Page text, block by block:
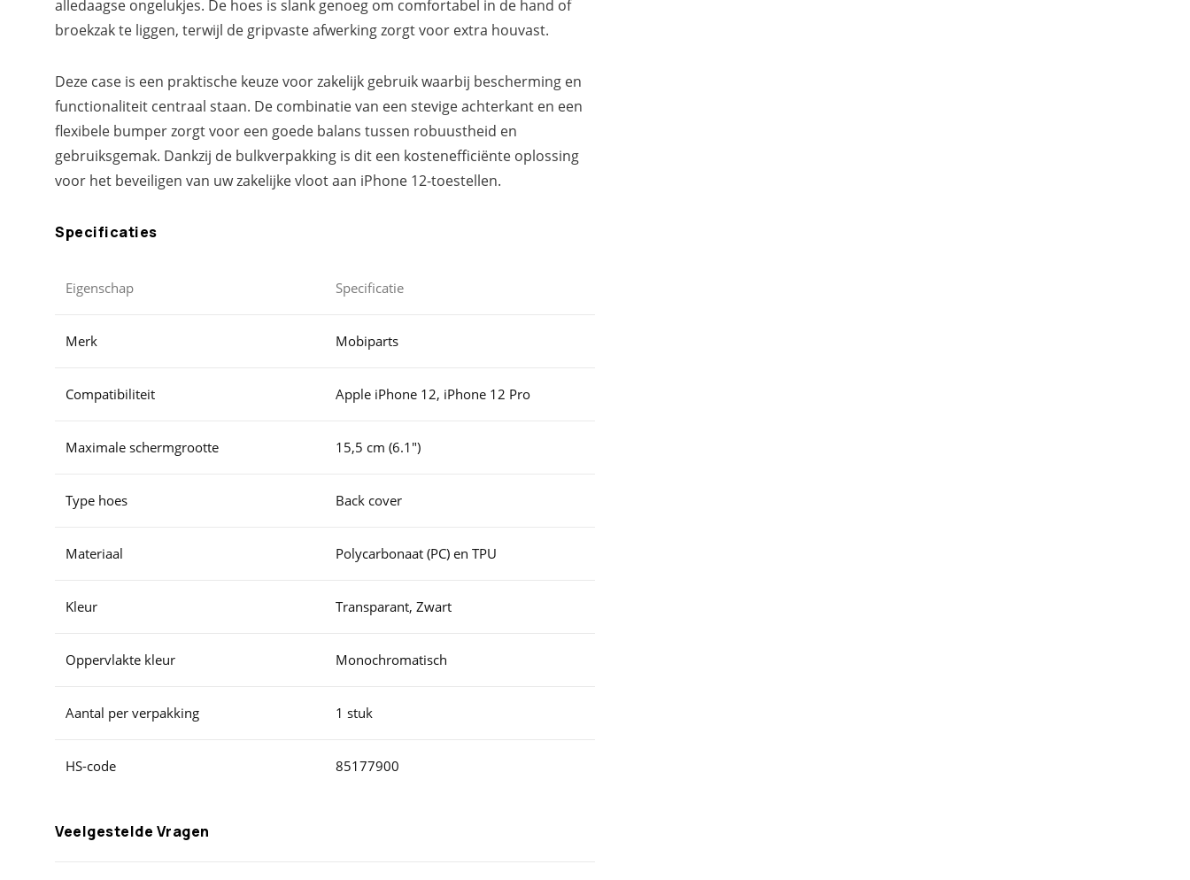
alledaagse ongelukjes. De hoes is slank genoeg om comfortabel in de hand of
broekzak te liggen, terwijl de gripvaste afwerking zorgt voor extra houvast.
Deze case is een praktische keuze voor zakelijk gebruik waarbij bescherming en
functionaliteit centraal staan. De combinatie van een stevige achterkant en een
flexibele bumper zorgt voor een goede balans tussen robuustheid en
gebruiksgemak. Dankzij de bulkverpakking is dit een kostenefficiënte oplossing
voor het beveiligen van uw zakelijke vloot aan iPhone 12-toestellen.
Specificaties
Eigenschap Specificatie
Merk Mobiparts
Compatibiliteit Apple iPhone 12, iPhone 12 Pro
Maximale schermgrootte 15,5 cm (6.1")
Type hoes Back cover
Materiaal Polycarbonaat (PC) en TPU
Kleur Transparant, Zwart
Oppervlakte kleur Monochromatisch
Aantal per verpakking 1 stuk
HS-code 85177900
Veelgestelde Vragen